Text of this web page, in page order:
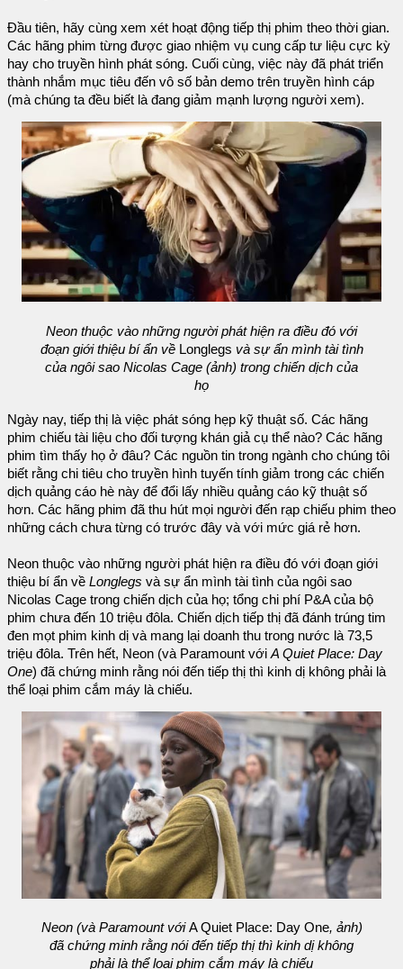
Đầu tiên, hãy cùng xem xét hoạt động tiếp thị phim theo thời gian.
Các hãng phim từng được giao nhiệm vụ cung cấp tư liệu cực kỳ
hay cho truyền hình phát sóng. Cuối cùng, việc này đã phát triển
thành nhắm mục tiêu đến vô số bản demo trên truyền hình cáp
(mà chúng ta đều biết là đang giảm mạnh lượng người xem).
Neon thuộc vào những người phát hiện ra điều đó với
đoạn giới thiệu bí ẩn về Longlegs và sự ẩn mình tài tình
của ngôi sao Nicolas Cage (ảnh) trong chiến dịch của
họ
Ngày nay, tiếp thị là việc phát sóng hẹp kỹ thuật số. Các hãng
phim chiếu tài liệu cho đối tượng khán giả cụ thể nào? Các hãng
phim tìm thấy họ ở đâu? Các nguồn tin trong ngành cho chúng tôi
biết rằng chi tiêu cho truyền hình tuyến tính giảm trong các chiến
dịch quảng cáo hè này để đổi lấy nhiều quảng cáo kỹ thuật số
hơn. Các hãng phim đã thu hút mọi người đến rạp chiếu phim theo
những cách chưa từng có trước đây và với mức giá rẻ hơn.
Neon thuộc vào những người phát hiện ra điều đó với đoạn giới
thiệu bí ẩn về Longlegs và sự ẩn mình tài tình của ngôi sao
Nicolas Cage trong chiến dịch của họ; tổng chi phí P&A của bộ
phim chưa đến 10 triệu đôla. Chiến dịch tiếp thị đã đánh trúng tim
đen mọt phim kinh dị và mang lại doanh thu trong nước là 73,5
triệu đôla. Trên hết, Neon (và Paramount với A Quiet Place: Day
One) đã chứng minh rằng nói đến tiếp thị thì kinh dị không phải là
thể loại phim cắm máy là chiếu.
Neon (và Paramount vớiA Quiet Place: Day One, ảnh)
đã chứng minh rằng nói đến tiếp thị thì kinh dị không
phải là thể loại phim cắm máy là chiếu